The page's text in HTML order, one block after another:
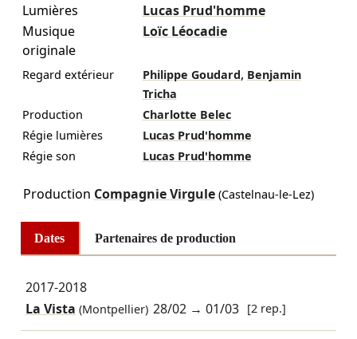
Lumières
Lucas Prud'homme
Musique
originale
Loïc Léocadie
Regard extérieur Philippe Goudard, Benjamin
Tricha
Production
Charlotte Belec
Régie lumières
Lucas Prud'homme
Régie son
Lucas Prud'homme
Production Compagnie Virgule(Castelnau-le-Lez)
Dates Partenaires de production
2017-2018
La Vista (Montpellier) 28/02 →01/03 [2 rep.]